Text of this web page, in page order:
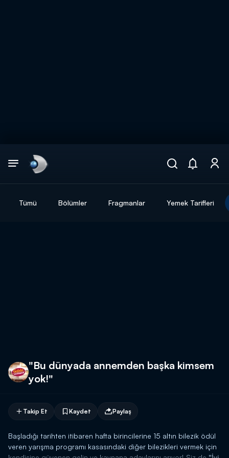
Tümü Bölümler Fragmanlar Yemek Tarifleri
"Bu dünyada annemden başka kimsem
yok!"
Takip Et Kaydet Paylaş
Başladığı tarihten itibaren hafta birincilerine 15 altın bilezik ödül
veren yarışma programı kasasındaki diğer bilezikleri vermek için